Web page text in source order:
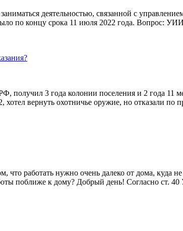
деятельностью, связанной с
по концу срока 11 июля 2022 года. Вопрос:
получил 3 года колонии поселения и 2 года 11
хотел вернуть охотничье оружие, но отказали
что работать нужно очень далеко от дома, куда
поближе к дому? Добрый день! Согласно